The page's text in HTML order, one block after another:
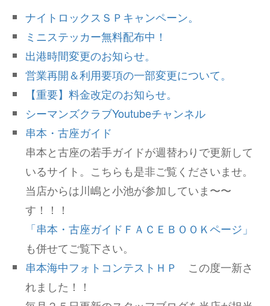
ナイトロックスＳＰキャンペーン。
ミニステッカー無料配布中！
出港時間変更のお知らせ。
営業再開＆利用要項の一部変更について。
【重要】料金改定のお知らせ。
シーマンズクラブYoutubeチャンネル
串本・古座ガイド
串本と古座の若手ガイドが週替わりで更新して
いるサイト。こちらも是非ご覧くださいませ。
当店からは川嶋と小池が参加していま〜〜
す！！！
「串本・古座ガイドＦＡＣＥＢＯＯＫページ」
も併せてご覧下さい。
串本海中フォトコンテストＨＰ
この度一新さ
れました！！